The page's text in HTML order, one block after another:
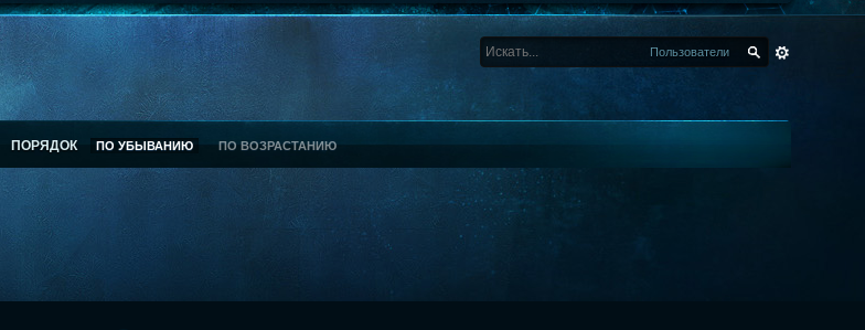
Пользователи
ПОРЯДОК ПО УБЫВАНИЮ ПО ВОЗРАСТАНИЮ